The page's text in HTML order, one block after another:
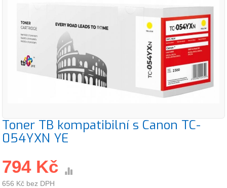
Toner TB kompatibilní s Canon TC-
054YXN YE
794 Kč
656 Kč bez DPH